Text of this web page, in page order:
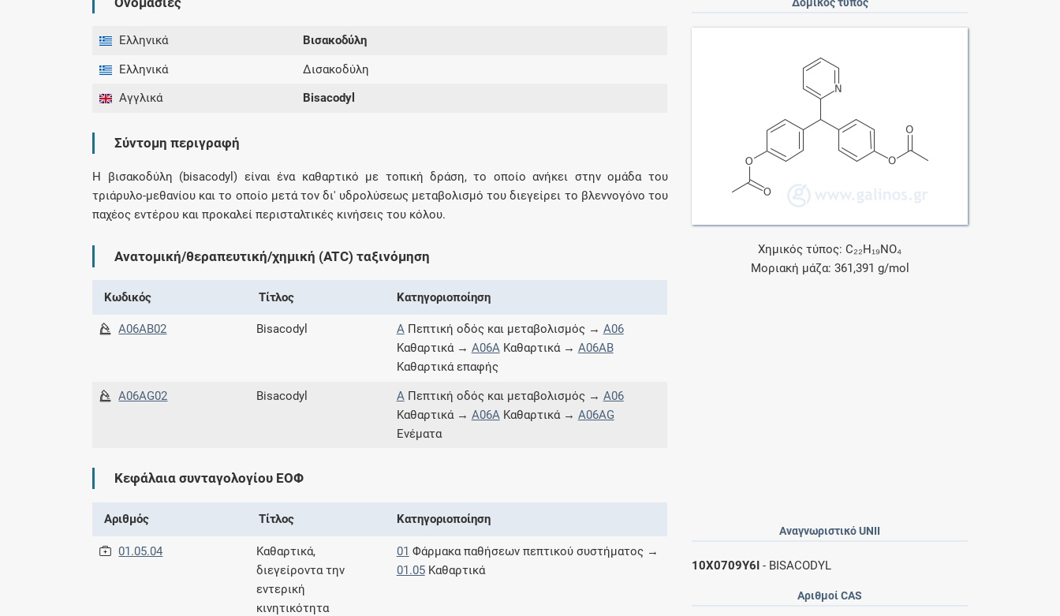
Ενδείξεις και αγωγές
νόσους, συμπτώματα και ιατρικές πράξεις
Γνωρίζατε ότι...
Μοιραζόμαστε μαζί σας γεγονότα της
σήμερα
Ελληνικά Βισακοδύλη
Ελληνικά Δισακοδύλη
Αγγλικά Bisacodyl
Σύντομη περιγραφή
Η βισακοδύλη (bisacodyl) είναι ένα καθαρτικό με τοπική δράση, το οποίο ανήκει στην ομάδα του
τριάρυλο-μεθανίου και το οποίο μετά τον δι' υδρολύσεως μεταβολισμό του διεγείρει το βλεννογόνο του
παχέος εντέρου και προκαλεί περισταλτικές κινήσεις του κόλου.
Ανατομική/θεραπευτική/χημική (ATC) ταξινόμηση
Κωδικός Τίτλος Κατηγοριοποίηση
A06AB02 Bisacodyl AΠεπτική οδός και μεταβολισμός → A06
Καθαρτικά → A06AΚαθαρτικά → A06AB
Καθαρτικά επαφής
A06AG02 Bisacodyl AΠεπτική οδός και μεταβολισμός → A06
Καθαρτικά → A06AΚαθαρτικά → A06AG
Ενέματα
Κεφάλαια συνταγολογίου ΕΟΦ
Αριθμός Τίτλος Κατηγοριοποίηση
01.05.04
Καθαρτικά,
διεγείροντα την
εντερική
κινητικότητα
01 Φάρμακα παθήσεων πεπτικού συστήματος →
01.05Καθαρτικά
Δομικός τύπος
Χημικός τύπος: C₂₂H₁₉NO₄
Μοριακή μάζα: 361,391 g/mol
Αναγνωριστικό UNII
10X0709Y6I - BISACODYL
Αριθμοί CAS